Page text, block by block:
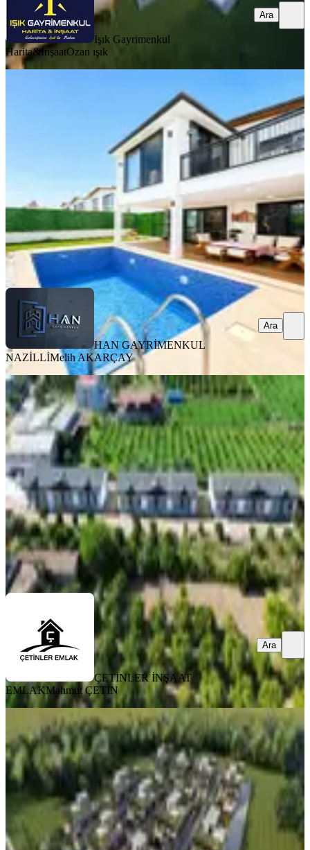
Işık Gayrimenkul
Harita&İnşaatOzan ışık
Ara
Han Gayrimenkul'den Satılık Özel
Tasarımlı Dubleks Villa
Nazilli, Durasıllı Mahallesi
·230 m² ·05.07.2026
7.000.000 ₺
HAN GAYRİMENKUL NAZİLLİMelih AKARÇAY
HAN GAYRİMENKUL
NAZİLLİMelih AKARÇAY
Ara
SIFIR BİNA
Nazilli Sevindikli Mahallesi'nde
Doğayla İç İçe Lüks Yaşam Fırsatı
Nazilli, Sevindikli Mahallesi
2+1 ·200 m²·27.06.2026
4.390.000 ₺
ÇETİNLER İNŞAAT EMLAK Mahmut ÇETİN
Ara
ÇETİNLER İNŞAAT
EMLAKMahmut ÇETİN
Ara
Tetik Emlaktan Antik Kent
Mastaura’da Lüks Dubleks Villa
Nazilli, Bozyurt Mahallesi
3+1· 225 m²·23.06.2026
11.000.000 ₺